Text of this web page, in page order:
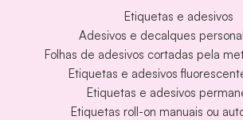
Etiquetas e adesivos
Adesivos e decalques
Folhas de adesivos cortadas pela
Etiquetas e adesivos
Etiquetas e adesivos
Etiquetas roll-on manuais ou